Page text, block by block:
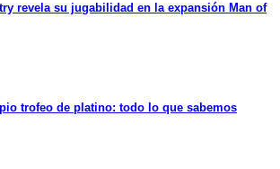
revela su jugabilidad en la expansión Man of
trofeo de platino: todo lo que sabemos